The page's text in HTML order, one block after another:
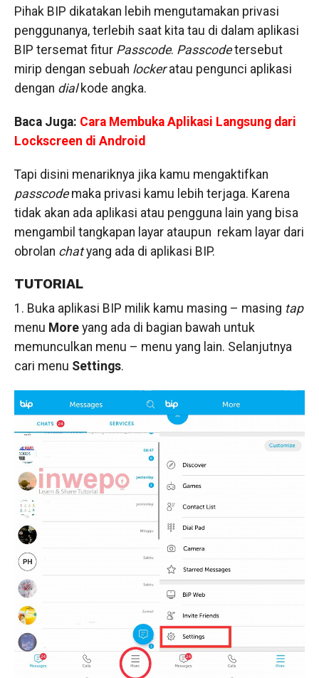
Pihak BIP dikatakan lebih mengutamakan privasi
penggunanya, terlebih saat kita tau di dalam aplikasi
BIP tersemat fitur Passcode. Passcodetersebut
mirip dengan sebuah lockeratau pengunci aplikasi
dengan dialkode angka.
Baca Juga: Cara Membuka Aplikasi Langsung dari
Lockscreen di Android
Tapi disini menariknya jika kamu mengaktifkan
passcodemaka privasi kamu lebih terjaga. Karena
tidak akan ada aplikasi atau pengguna lain yang bisa
mengambil tangkapan layar ataupun rekam layar dari
obrolan chatyang ada di aplikasi BIP.
TUTORIAL
1. Buka aplikasi BIP milik kamu masing – masing tap
menu Moreyang ada di bagian bawah untuk
memunculkan menu – menu yang lain. Selanjutnya
cari menu Settings.